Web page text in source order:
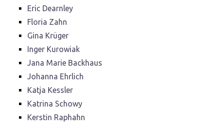
Eric Dearnley
Floria Zahn
Gina Krüger
Inger Kurowiak
Jana Marie Backhaus
Johanna Ehrlich
Katja Kessler
Katrina Schowy
Kerstin Raphahn